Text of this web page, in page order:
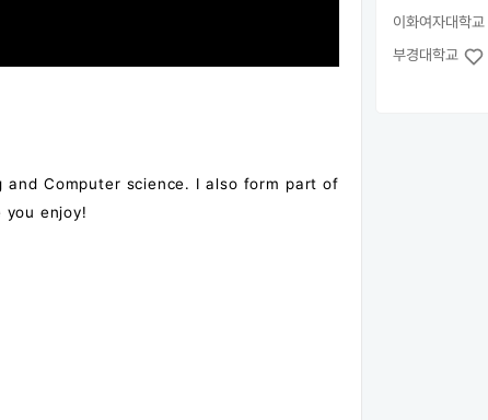
and Computer science. I also form part of
you enjoy!
이화여자대학교
부경대학교